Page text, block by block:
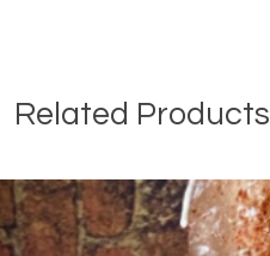
Related Products